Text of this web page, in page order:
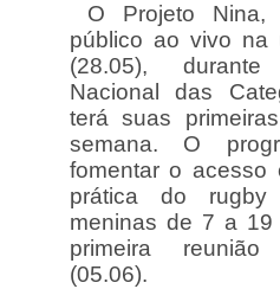
O Projeto Nina,
público ao vivo na
(28.05),
Nacional das
terá suas
semana. O
fomentar o
prática do
meninas de 7 a
primeira
(05.06).